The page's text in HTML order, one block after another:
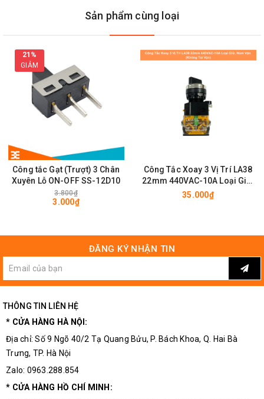
Sơ Đồ Kết Nối Module Nút Nhấn KY-004
Sản phẩm cùng loại
21%
GIẢM
Công tắc Gạt (Trượt) 3 Chân
Xuyên Lỗ ON-OFF SS-12D10
3.800₫
3.000₫
Công Tắc Xoay 3 Vị Trí LA38
22mm 440VAC-10A Loại Giữ,
Núm Vặn ( Không Tai Vặn)
35.000₫
ĐĂNG KÝ NHẬN TIN
THÔNG TIN LIÊN HỆ
* CỬA HÀNG HÀ NỘI:
Địa chỉ: Số 9 Ngõ 40/2 Tạ Quang Bửu, P. Bách Khoa, Q. Hai Bà
Trưng, TP. Hà Nội
Zalo: 0963.288.854
* CỬA HÀNG HỒ CHÍ MINH: